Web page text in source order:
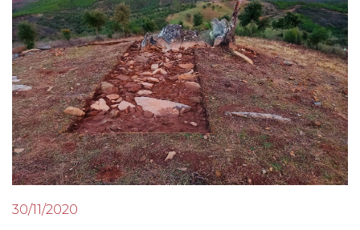
30/11/2020